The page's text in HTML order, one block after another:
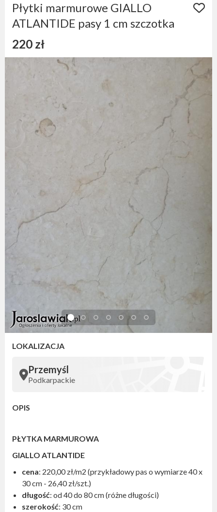
Płytki marmurowe GIALLO
ATLANTIDE pasy 1 cm szczotka
220 zł
LOKALIZACJA
Przemyśl
Podkarpackie
OPIS
PŁYTKA MARMUROWA
GIALLO ATLANTIDE
cena: 220,00 zł/m2 (przykładowy pas o wymiarze 40 x
30 cm - 26,40 zł/szt.)
długość: od 40 do 80 cm (różne długości)
szerokość: 30 cm